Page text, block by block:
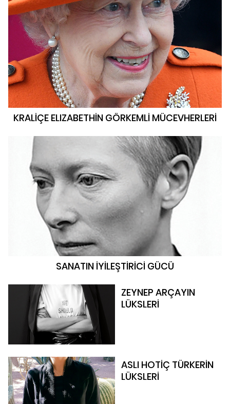
KRALİÇE ELIZABETHİN GÖRKEMLİ MÜCEVHERLERİ
SANATIN İYİLEŞTİRİCİ GÜCÜ
ZEYNEP ARÇAYIN
LÜKSLERİ
ASLI HOTİÇ TÜRKERİN
LÜKSLERİ